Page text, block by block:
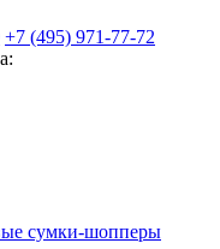
+7 (495) 971-77-72
сумки-шопперы